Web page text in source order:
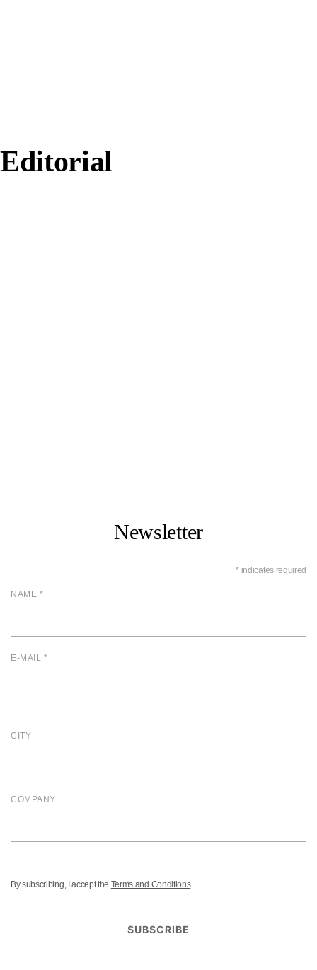
Editorial
Newsletter
* indicates required
NAME *
E-MAIL *
CITY
COMPANY
By subscribing, I accept the Terms and Conditions.
SUBSCRIBE